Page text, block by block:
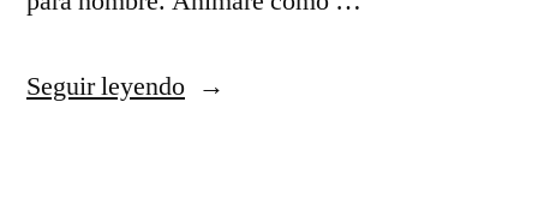
Seguir leyendo«Umbro